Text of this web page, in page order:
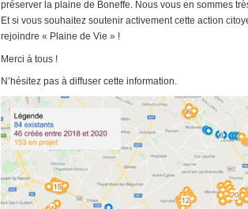
préserver la plaine de Boneffe. Nous vous en sommes
Et si vous souhaitez soutenir activement cette action
rejoindre « Plaine de Vie » !
Merci à tous !
N’hésitez pas à diffuser cette information.